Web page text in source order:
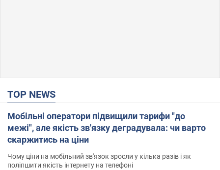
TOP NEWS
Мобільні оператори підвищили тарифи "до
межі", але якість зв'язку деградувала: чи варто
скаржитись на ціни
Чому ціни на мобільний зв'язок зросли у кілька разів і як
поліпшити якість інтернету на телефоні